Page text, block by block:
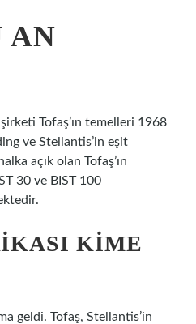
AN
Tofaş’ın temelleri 1968
ve Stellantis’in eşit
açık olan Tofaş’ın
30 ve BIST 100
KIME
geldi. Tofaş, Stellantis’in